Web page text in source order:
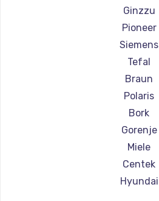
Ginzzu
Pioneer
Siemens
Tefal
Braun
Polaris
Bork
Gorenje
Miele
Centek
Hyundai